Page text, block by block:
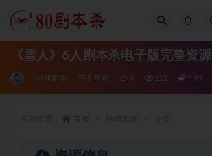
《雪人》6人剧本杀电子版完整资源
经典剧本 5 年前 0 222 4.99